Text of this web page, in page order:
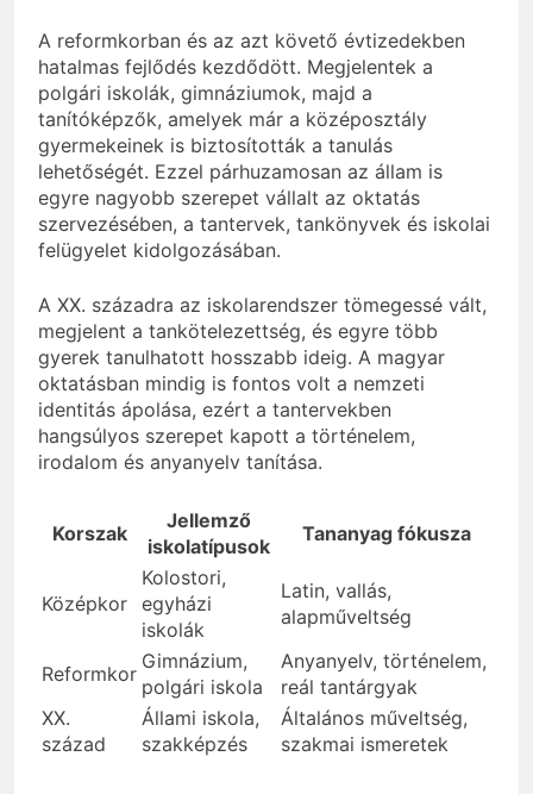
A reformkorban és az azt követő évtizedekben
hatalmas fejlődés kezdődött. Megjelentek a
polgári iskolák, gimnáziumok, majd a
tanítóképzők, amelyek már a középosztály
gyermekeinek is biztosították a tanulás
lehetőségét. Ezzel párhuzamosan az állam is
egyre nagyobb szerepet vállalt az oktatás
szervezésében, a tantervek, tankönyvek és iskolai
felügyelet kidolgozásában.
A XX. századra az iskolarendszer tömegessé vált,
megjelent a tankötelezettség, és egyre több
gyerek tanulhatott hosszabb ideig. A magyar
oktatásban mindig is fontos volt a nemzeti
identitás ápolása, ezért a tantervekben
hangsúlyos szerepet kapott a történelem,
irodalom és anyanyelv tanítása.
Korszak
Jellemző
iskolatípusok
Tananyag fókusza
Középkor
Kolostori,
egyházi
iskolák
Latin, vallás,
alapműveltség
Reformkor
Gimnázium,
polgári iskola
Anyanyelv, történelem,
reál tantárgyak
XX.
század
Állami iskola,
szakképzés
Általános műveltség,
szakmai ismeretek